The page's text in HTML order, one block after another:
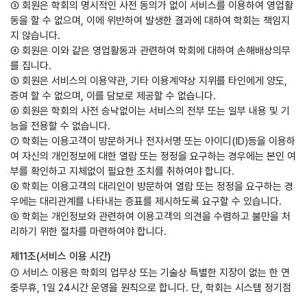
③ 회원은 학회의 명시적인 사전 동의가 없이 서비스를 이용하여 영업활
동을 할 수 없으며, 이에 위반하여 발생한 결과에 대하여 학회는 책임지
지 않습니다.
④ 회원은 이와 같은 영업활동과 관련하여 학회에 대하여 손해배상의무
를 집니다.
⑤ 회원은 서비스의 이용약관, 기타 이용계약상 지위를 타인에게 양도,
증여 할 수 없으며, 이를 담보로 제공할 수 없습니다.
⑥ 회원은 학회의 사전 승낙없이는 서비스의 전부 또는 일부 내용 및 기
능을 전용할 수 없습니다.
⑦ 학회는 이용고객이 방문하거나 전자서명 또는 아이디(ID)등을 이용하
여 자신의 개인정보에 대한 열람 또는 정정을 요구하는 경우에는 본인 여
부를 확인하고 지체없이 필요한 조치를 취하여야 합니다.
⑧ 학회는 이용고객의 대리인이 방문하여 열람 또는 정정을 요구하는 경
우에는 대리관계를 나타내는 증표를 제시하도록 요구할 수 있습니다.
⑨ 학회는 개인정보와 관련하여 이용고객의 의견을 수렴하고 불만을 처
리하기 위한 절차를 마련하여야 합니다.
제11조(서비스 이용 시간)
① 서비스 이용은 학회의 업무상 또는 기술상 특별한 지장이 없는 한 연
중무휴, 1일 24시간 운영을 원칙으로 합니다. 단, 학회는 시스템 정기점